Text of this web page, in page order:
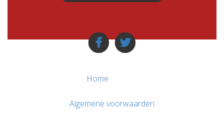
Home
Algemene voorwaarden